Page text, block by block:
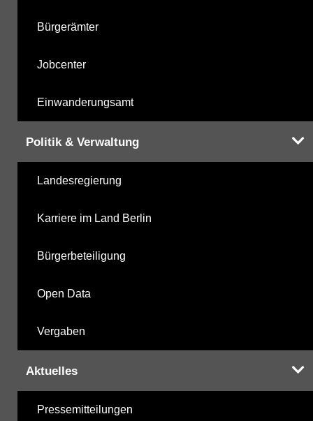
Bürgerämter
Jobcenter
Einwanderungsamt
Politik & Verwaltung
Landesregierung
Karriere im Land Berlin
Bürgerbeteiligung
Open Data
Vergaben
Aktuelles
Pressemitteilungen